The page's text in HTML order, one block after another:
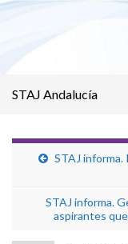
STAJ Andalucía
STAJ
STAJ informa.
aspirantes